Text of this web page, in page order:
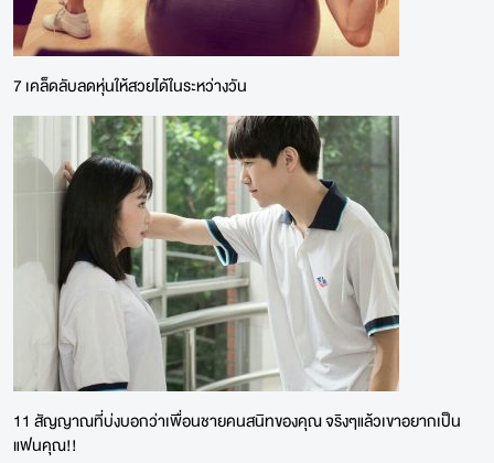
7 เคล็ดลับลดหุ่นให้สวยได้ในระหว่างวัน
11 สัญญาณที่บ่งบอกว่าเพื่อนชายคนสนิทของคุณ จริงๆแล้วเขาอยากเป็น
แฟนคุณ!!